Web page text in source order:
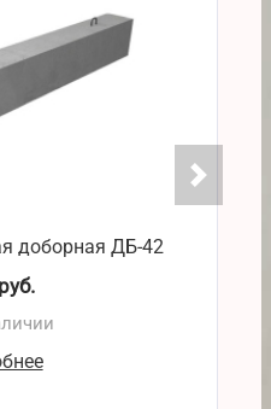
доборная ДБ-42